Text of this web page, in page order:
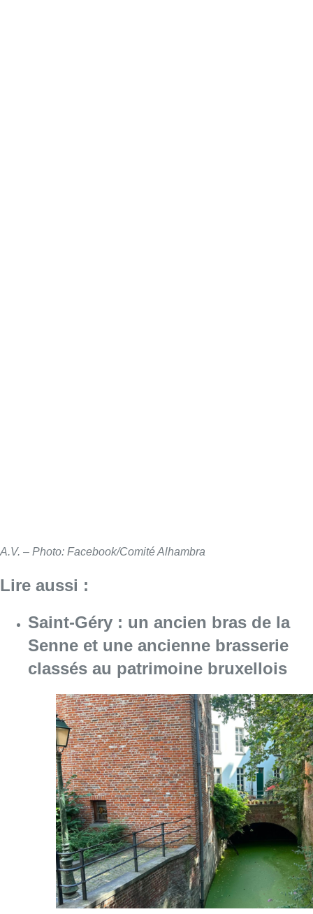
A.V. – Photo: Facebook/Comité Alhambra
Lire aussi :
Saint-Géry : un ancien bras de la
Senne et une ancienne brasserie
classés au patrimoine bruxellois